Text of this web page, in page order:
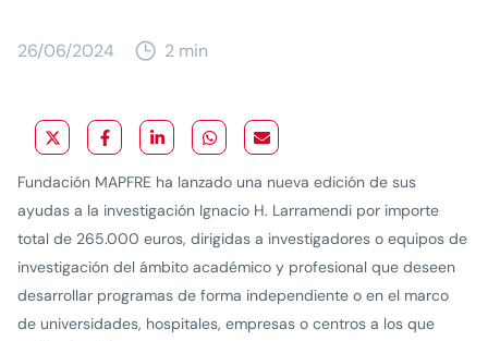
26/06/2024 2 min
Fundación MAPFRE ha lanzado una nueva edición de sus
ayudas a la investigación Ignacio H. Larramendi por importe
total de 265.000 euros, dirigidas a investigadores o equipos de
investigación del ámbito académico y profesional que deseen
desarrollar programas de forma independiente o en el marco
de universidades, hospitales, empresas o centros a los que